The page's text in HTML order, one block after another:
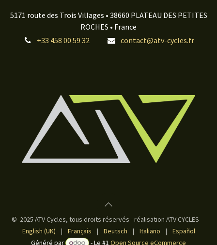
5171 route des Trois Villages • 38660 PLATEAU DES PETITES
ROCHES • France
+33 458 00 59 32
contact@atv-cycles.fr
© 2025 ATV Cycles, tous droits réservés - réalisation ATV CYCLES
English (UK)
| Français | Deutsch | Italiano |
Español
Généré par
- Le #1 Open Source eCommerce